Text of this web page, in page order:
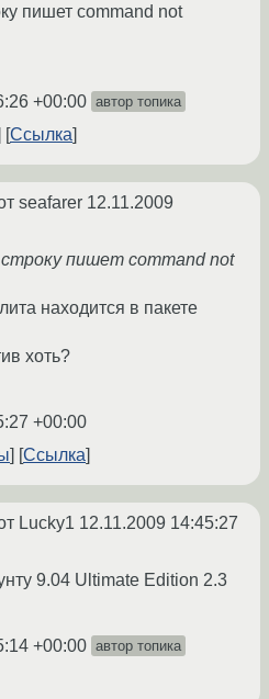
пишет command not
+00:00 автор топика
Ссылка
seafarer 12.11.2009
пишет command not
находится в пакете
хоть?
+00:00
Ссылка
Lucky1 12.11.2009 14:45:27
9.04 Ultimate Edition 2.3
+00:00 автор топика